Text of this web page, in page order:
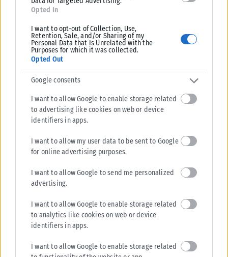
Opted In
I want to opt-out of Collection, Use,
Retention, Sale, and/or Sharing of my
Personal Data that Is Unrelated with the
Purposes for which it was collected.
Opted Out
Google consents
I want to allow Google to enable storage related
to advertising like cookies on web or device
identifiers in apps.
I want to allow my user data to be sent to Google
for online advertising purposes.
I want to allow Google to send me personalized
advertising.
I want to allow Google to enable storage related
to analytics like cookies on web or device
identifiers in apps.
I want to allow Google to enable storage related
ΕΛΛΆΔΑ
Από σήμερα μόνο με νέου τύπου ταυτότητα ή διαβατήριο τα
ταξίδια στο εξωτερικό
Από σήμερα, 3 Αυγούστου, οι παλαιού τύπου «μπλε» αστυνομικές
ταυτότητες παύουν να ισχύουν ως ταξιδιωτικά έγγραφα για το
εξωτερικό, με...